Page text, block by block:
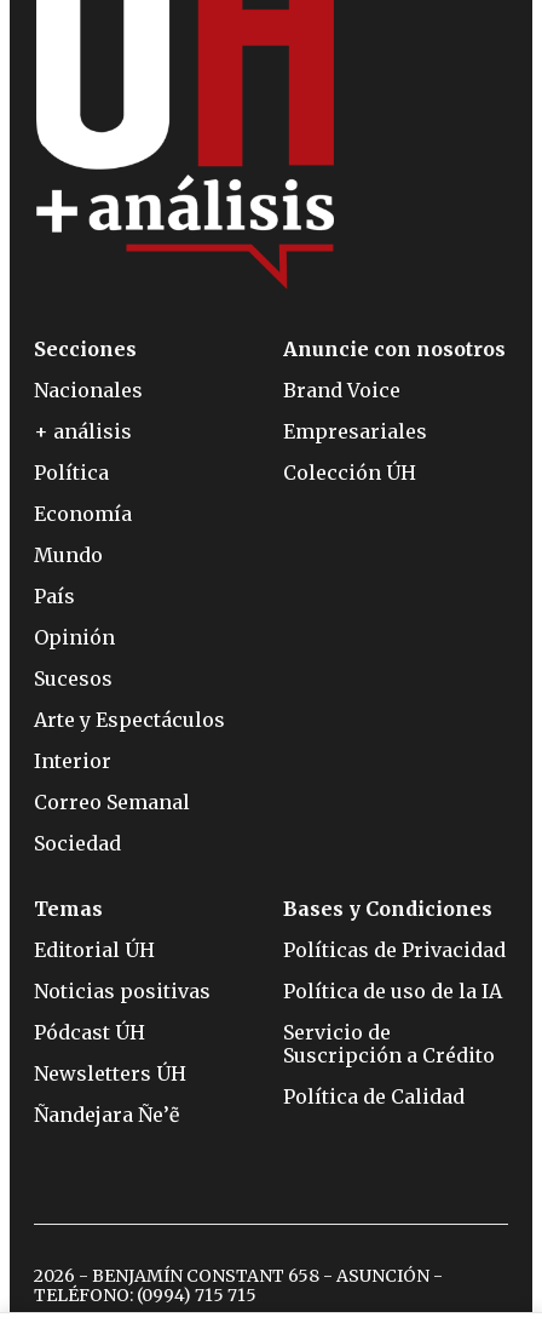
Secciones
Nacionales
+ análisis
Política
Economía
Mundo
País
Opinión
Sucesos
Arte y Espectáculos
Interior
Correo Semanal
Sociedad
Anuncie con nosotros
Brand Voice
Empresariales
Colección ÚH
Temas
Editorial ÚH
Noticias positivas
Pódcast ÚH
Newsletters ÚH
Ñandejara Ñe’ẽ
Bases y Condiciones
Políticas de Privacidad
Política de uso de la IA
Servicio de
Suscripción a Crédito
Política de Calidad
2026 - BENJAMÍN CONSTANT 658 - ASUNCIÓN -
TELÉFONO: (0994) 715 715